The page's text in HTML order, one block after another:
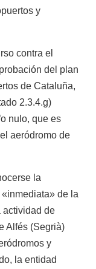
y
contra el
del plan
de Cataluña,
2.3.4.g)
nulo, que es
aeródromo de
la
de la
actividad de
Alfés (Segrià)
y
la entidad